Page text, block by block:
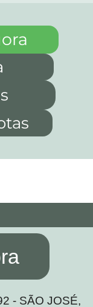
- SÃO JOSÉ,